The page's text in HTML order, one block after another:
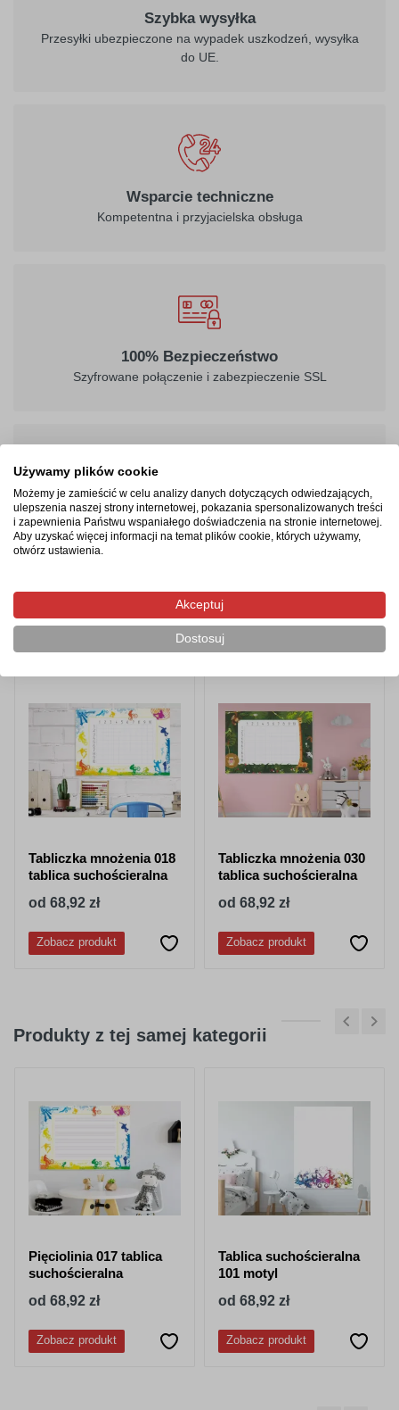
Szybka wysyłka
Przesyłki ubezpieczone na wypadek uszkodzeń, wysyłka
do UE.
Wsparcie techniczne
Kompetentna i przyjacielska obsługa
100% Bezpieczeństwo
Szyfrowane połączenie i zabezpieczenie SSL
Masz prawo być zadowolonym
24 - miesięczna gwarancja, możliwość zwrotu produktu
Produkty pokrewne/powiązane
Tabliczka mnożenia 018
tablica suchościeralna
od 68,92 zł
Zobacz produkt
Tabliczka mnożenia 030
tablica suchościeralna
od 68,92 zł
Zobacz produkt
Produkty z tej samej kategorii
Pięciolinia 017 tablica
suchościeralna
od 68,92 zł
Zobacz produkt
Tablica suchościeralna
101 motyl
od 68,92 zł
Zobacz produkt
Używamy plików cookie
Możemy je zamieścić w celu analizy danych dotyczących odwiedzających,
ulepszenia naszej strony internetowej, pokazania spersonalizowanych treści
i zapewnienia Państwu wspaniałego doświadczenia na stronie internetowej.
Aby uzyskać więcej informacji na temat plików cookie, których używamy,
otwórz ustawienia.
Akceptuj
Dostosuj